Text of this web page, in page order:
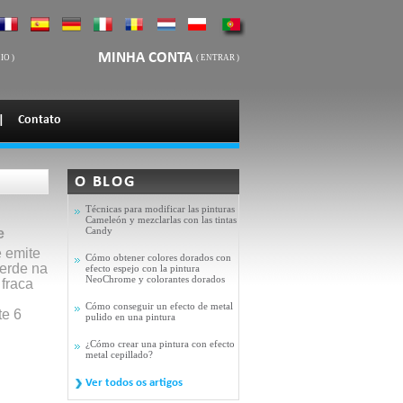
) MINHA CONTA ( ENTRAR )
Contato
emite
na
6
O BLOG
Técnicas para modificar las pinturas
Cameleón y mezclarlas con las tintas
Candy
Cómo obtener colores dorados con
efecto espejo con la pintura
NeoChrome y colorantes dorados
Cómo conseguir un efecto de metal
pulido en una pintura
¿Cómo crear una pintura con efecto
metal cepillado?
Ver todos os artigos